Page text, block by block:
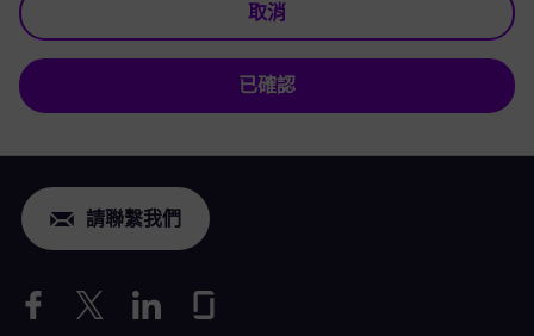
取消
已確認
請聯繫我們